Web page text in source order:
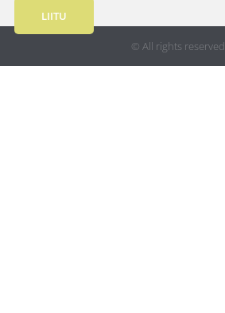
LIITU
© All rights reserved